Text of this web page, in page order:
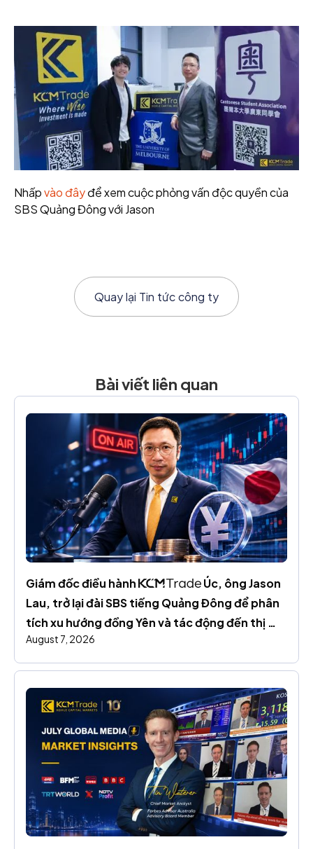
Nhấpvào đâyđể xem cuộc phỏng vấn độc quyền của
SBS Quảng Đông với Jason
Quay lại Tin tức công ty
Bài viết liên quan
Giám đốc điều hành
Úc, ông Jason
Lau, trở lại đài SBS tiếng Quảng Đông để phân
tích xu hướng đồng Yên và tác động đến thị
trường toàn cầu
August 7, 2026